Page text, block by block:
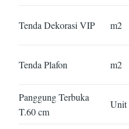
Tenda Dekorasi VIP m2
Tenda Plafon m2
Panggung Terbuka
T.60 cm
Unit